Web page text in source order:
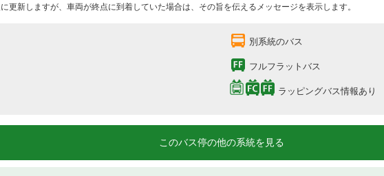
更新しますが、車両が終点に到着していた場合は、その旨を伝えるメッセージを表示します。
別系統のバス
フルフラットバス
ラッピングバス情報あり
このバス停の他の系統を見る